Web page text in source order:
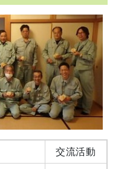
交流活動